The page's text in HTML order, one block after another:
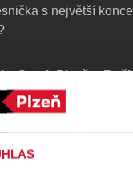
s největší
Stock Plzeň –
a destiláty
Stock.